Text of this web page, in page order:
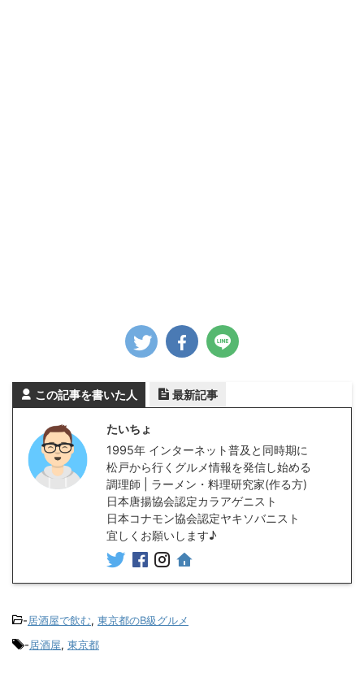
この記事を書いた人 最新記事
たいちょ
1995年 インターネット普及と同時期に
松戸から行くグルメ情報を発信し始める
調理師 | ラーメン・料理研究家(作る方)
日本唐揚協会認定カラアゲニスト
日本コナモン協会認定ヤキソバニスト
宜しくお願いします♪
-居酒屋で飲む, 東京都のB級グルメ
-居酒屋, 東京都